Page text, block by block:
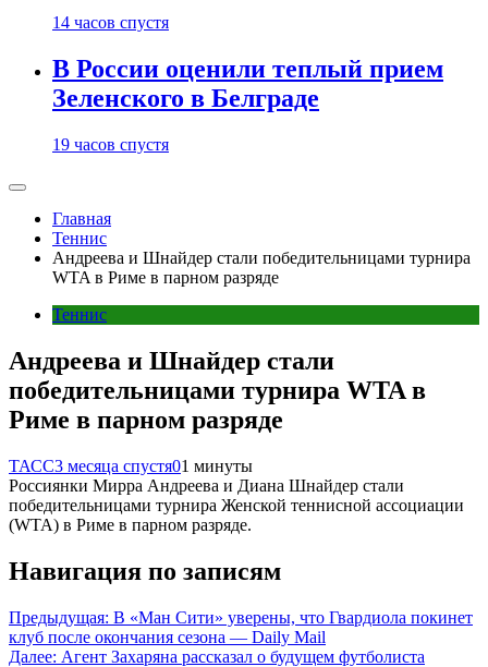
14 часов спустя
В России оценили теплый прием
Зеленского в Белграде
19 часов спустя
Главная
Теннис
Андреева и Шнайдер стали победительницами турнира
WTA в Риме в парном разряде
Теннис
Андреева и Шнайдер стали
победительницами турнира WTA в
Риме в парном разряде
ТАСС3 месяца спустя01 минуты
Россиянки Мирра Андреева и Диана Шнайдер стали
победительницами турнира Женской теннисной ассоциации
(WTA) в Риме в парном разряде.
Навигация по записям
Предыдущая: В «Ман Сити» уверены, что Гвардиола покинет
клуб после окончания сезона — Daily Mail
Далее: Агент Захаряна рассказал о будущем футболиста